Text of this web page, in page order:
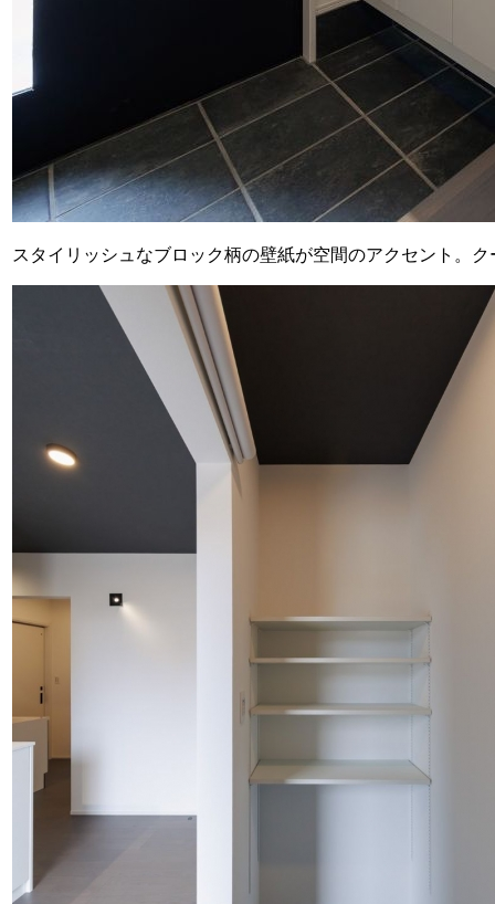
スタイリッシュなブロック柄の壁紙が空間のアクセント。